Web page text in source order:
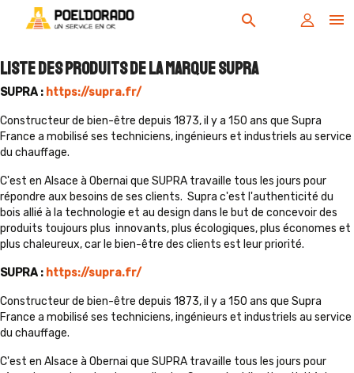

search
Liste des produits de la marque SUPRA
SUPRA : https://supra.fr/
Constructeur de bien-être depuis 1873, il y a 150 ans que Supra
France a mobilisé ses techniciens, ingénieurs et industriels au service
du chauffage.
C'est en Alsace à Obernai que SUPRA travaille tous les jours pour
répondre aux besoins de ses clients. Supra c'est l'authenticité du
bois allié à la technologie et au design dans le but de concevoir des
produits toujours plus innovants, plus écologiques, plus économes et
plus chaleureux, car le bien-être des clients est leur priorité.
SUPRA : https://supra.fr/
Constructeur de bien-être depuis 1873, il y a 150 ans que Supra
France a mobilisé ses techniciens, ingénieurs et industriels au service
du chauffage.
C'est en Alsace à Obernai que SUPRA travaille tous les jours pour